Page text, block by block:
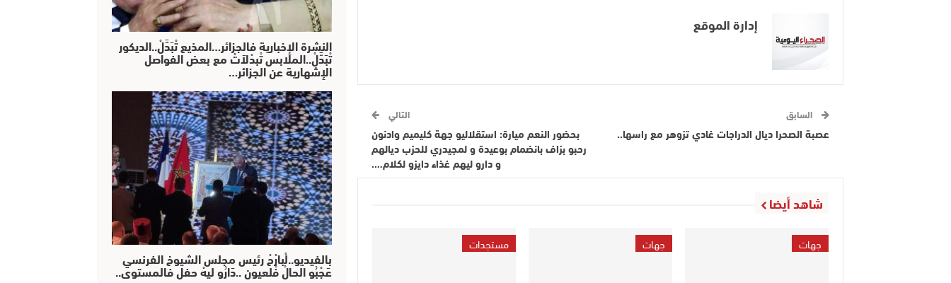
إدارة الموقع
السابق
عصبة الصحرا ديال الدراجات غادي تزوهر مع راسها..
التالي
بحضور النعم ميارة: استقلاليو جهة كليميم وادنون
رحبو بزاف بانضمام بوعيدة و لمجيدري للحزب ديالهم
و دارو ليهم غذاء دايزو لكلام….
شاهد أيضا
جهات جهات مستجدات
النشرة الإخبارية فالجزائر…المذيع تْبَدَّلْ..الديكور
تْبَدَّلْ..الملابس تْبدْلاَتْ مع بعض الفواصل
الإشهارية عن الجزائر…
بالفيديو..لْبارْحْ رئيس مجلس الشيوخ الفرنسي
عَجْبُو الحالْ فْلعيون ..دَارُو ليهْ حفل فالمستوى..